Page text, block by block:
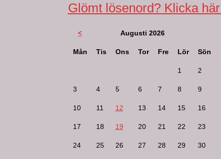
Glömt lösenord? Klicka
< Augusti 2026
Mån Tis Ons Tor Fre Lör Sön
1 2
3 4 5 6 7 8 9
10 11 12 13 14 15 16
17 18 19 20 21 22 23
24 25 26 27 28 29 30